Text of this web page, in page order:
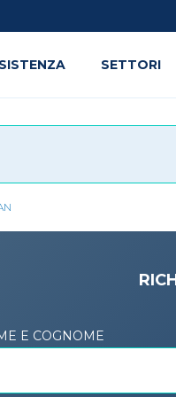
E COGNOME
SETTORI